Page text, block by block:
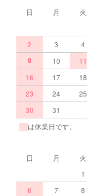
日 月 火
2
3 4
9 10 11
16
17 18
23
24 25
30
31
は休業日です。
日 月 火
1
6
7 8